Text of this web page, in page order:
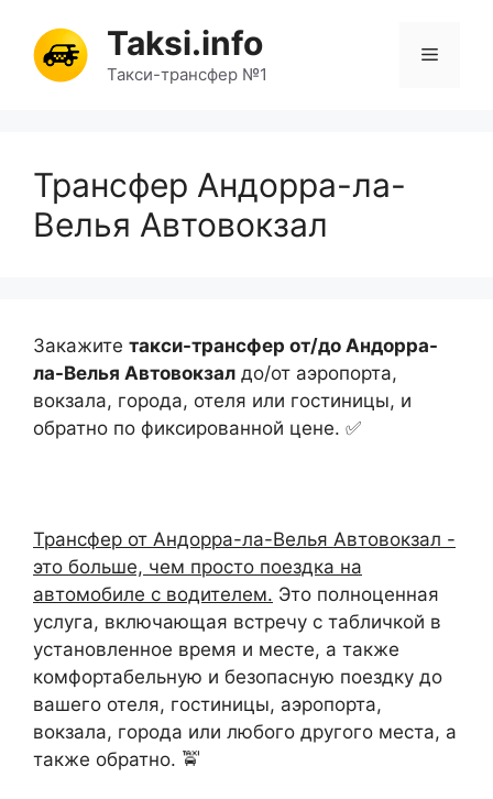
содержимому
Taksi.info
Такси-трансфер №1
Меню
Трансфер Андорра-ла-
Велья Автовокзал
Закажите такси-трансфер от/до Андорра-
ла-Велья Автовокзал до/от аэропорта,
вокзала, города, отеля или гостиницы, и
обратно по фиксированной цене. ✅
Трансфер от Андорра-ла-Велья Автовокзал -
это больше, чем просто поездка на
автомобиле с водителем. Это полноценная
услуга, включающая встречу с табличкой в
установленное время и месте, а также
комфортабельную и безопасную поездку до
вашего отеля, гостиницы, аэропорта,
вокзала, города или любого другого места, а
также обратно. 🚖